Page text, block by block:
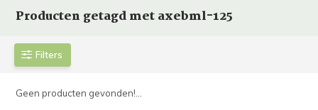
Producten getagd met axebml-125
Filters
Geen producten gevonden!...